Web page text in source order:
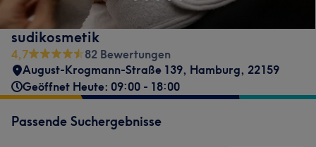
sudikosmetik
4,7
82 Bewertungen
August-Krogmann-Straße 139, Hamburg, 22159
Geöffnet Heute: 09:00 - 18:00
Passende Suchergebnisse